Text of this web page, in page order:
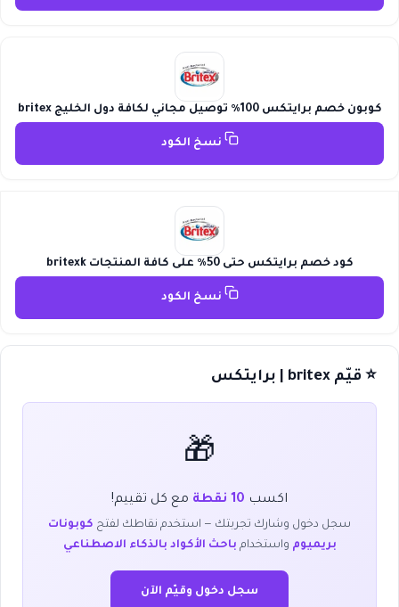
كوبون خصم برايتكس 100٪ توصيل مجاني لكافة دول الخليج britex
نسخ الكود
كود خصم برايتكس حتى 50٪ على كافة المنتجات britexk
نسخ الكود
⭐ قيّم britex | برايتكس
🎁
اكسب 10 نقطة مع كل تقييم!
سجل دخول وشارك تجربتك — استخدم نقاطك لفتح كوبونات
بريميوم واستخدام باحث الأكواد بالذكاء الاصطناعي
سجل دخول وقيّم الآن